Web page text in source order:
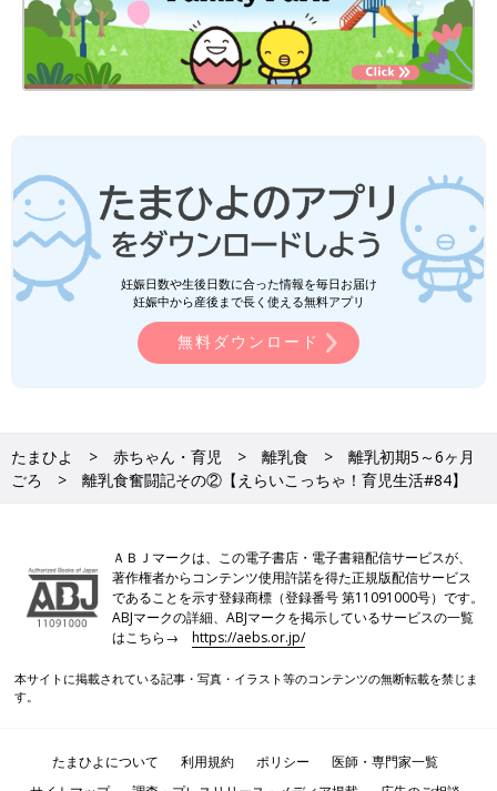
妊娠日数や生後日数に合った情報を毎日お届け
妊娠中から産後まで長く使える無料アプリ
無料ダウンロード
たまひよ 赤ちゃん・育児 離乳食
離乳初期5～6ヶ月
ごろ
離乳食奮闘記その②【えらいこっちゃ！育児生活#84】
ＡＢＪマークは、この電子書店・電子書籍配信サービスが、
著作権者からコンテンツ使用許諾を得た正規版配信サービス
であることを示す登録商標（登録番号 第11091000号）です。
ABJマークの詳細、ABJマークを掲示しているサービスの一覧
はこちら→https://aebs.or.jp/
本サイトに掲載されている記事・写真・イラスト等のコンテンツの無断転載を禁じま
す。
たまひよについて 利用規約 ポリシー
医師・専門家一覧